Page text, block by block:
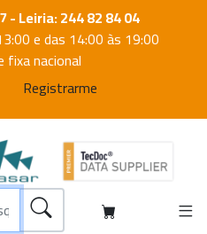
- Leiria: 244 82 84 04
e das 14:00 às 19:00
fixa nacional
Registrarme